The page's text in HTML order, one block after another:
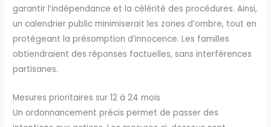
garantir l’indépendance et la célérité des procédures. Ainsi,
un calendrier public minimiserait les zones d’ombre, tout en
protégeant la présomption d’innocence. Les familles
obtiendraient des réponses factuelles, sans interférences
partisanes.
Mesures prioritaires sur 12 à 24 mois
Un ordonnancement précis permet de passer des